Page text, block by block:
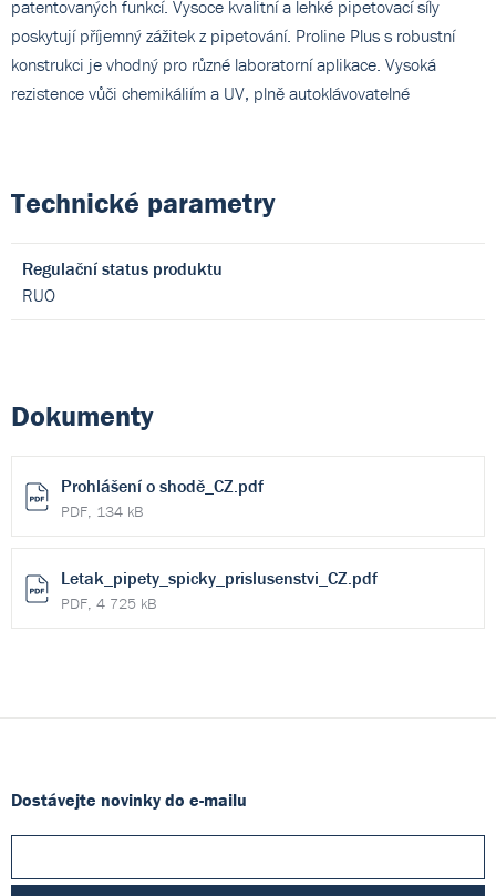
patentovaných funkcí. Vysoce kvalitní a lehké pipetovací síly
poskytují příjemný zážitek z pipetování. Proline Plus s robustní
konstrukci je vhodný pro různé laboratorní aplikace. Vysoká
rezistence vůči chemikáliím a UV, plně autoklávovatelné
Technické parametry
Regulační status produktu
RUO
Dokumenty
Prohlášení o shodě_CZ.pdf
PDF, 134 kB
Letak_pipety_spicky_prislusenstvi_CZ.pdf
PDF, 4 725 kB
Dostávejte novinky do e-mailu